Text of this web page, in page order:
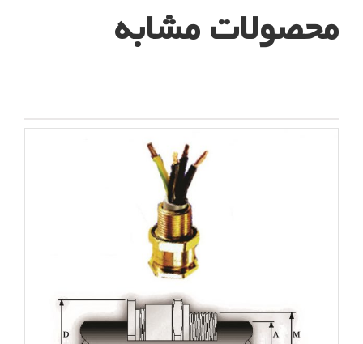
محصولات مشابه